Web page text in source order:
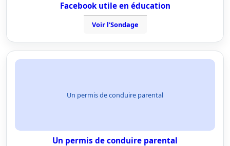
Facebook utile en éducation
Voir l'Sondage
Un permis de conduire parental
Un permis de conduire parental